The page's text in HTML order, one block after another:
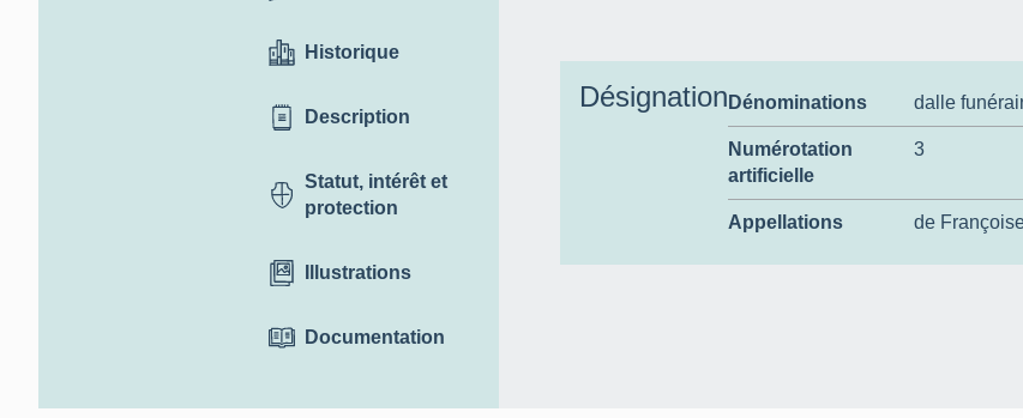
Historique
Description
Statut, intérêt et
protection
Illustrations
Documentation
Désignation Dénominations dalle
Numérotation
artificielle
3
Appellations de